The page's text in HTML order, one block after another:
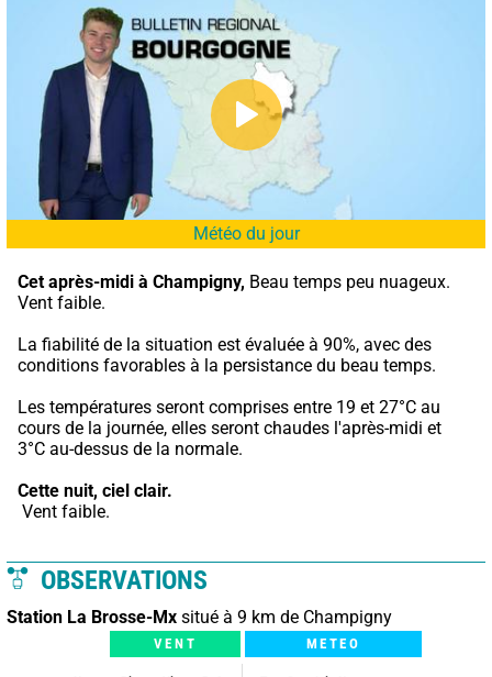
Météo du jour
Cet après-midi à Champigny, Beau temps peu nuageux.
Vent faible.
La fiabilité de la situation est évaluée à 90%, avec des
conditions favorables à la persistance du beau temps.
Les températures seront comprises entre 19 et 27°C au
cours de la journée, elles seront chaudes l'après-midi et
3°C au-dessus de la normale.
Cette nuit, ciel clair.
Vent faible.
OBSERVATIONS
Station La Brosse-Mx situé à 9 km de Champigny
VENT METEO